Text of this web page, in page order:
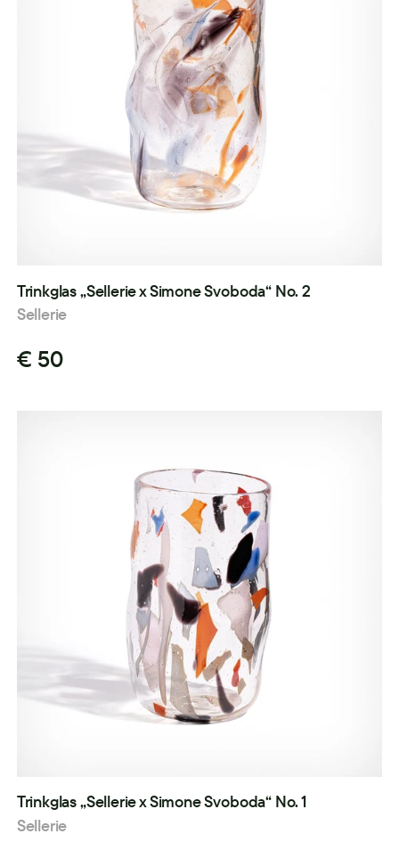
Trinkglas „Sellerie x Simone Svoboda“ No. 2
Sellerie
€ 50
Trinkglas „Sellerie x Simone Svoboda“ No. 1
Sellerie